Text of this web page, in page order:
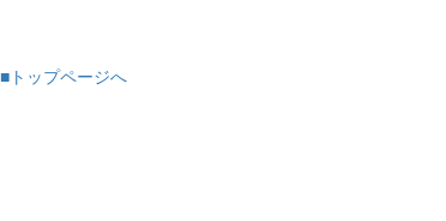
■トップページへ